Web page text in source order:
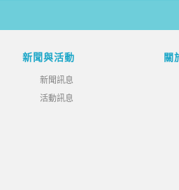
新聞與活動
新聞訊息
活動訊息
關